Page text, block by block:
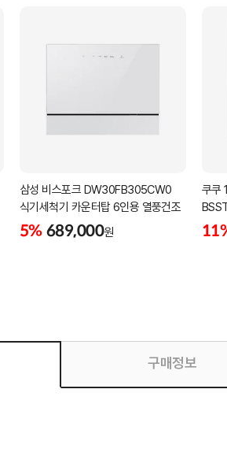
삼성 비스포크 DW30FB305CW0
식기세척기 카운터탑 6인용 열풍건조
5% 689,000원
쿠쿠
구매정보